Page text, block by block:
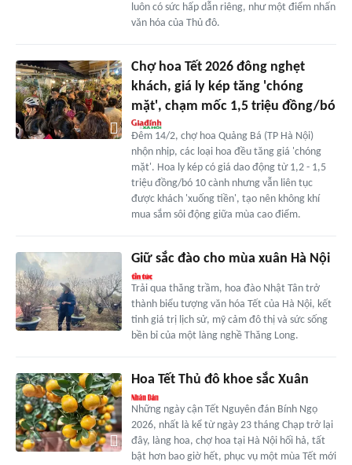
luôn có sức hấp dẫn riêng, như một điểm nhấn
văn hóa của Thủ đô.
Chợ hoa Tết 2026 đông nghẹt
khách, giá ly kép tăng 'chóng
mặt', chạm mốc 1,5 triệu đồng/bó
Đêm 14/2, chợ hoa Quảng Bá (TP Hà Nội)
nhộn nhịp, các loại hoa đều tăng giá 'chóng
mặt'. Hoa ly kép có giá dao động từ 1,2 - 1,5
triệu đồng/bó 10 cành nhưng vẫn liên tục
được khách 'xuống tiền', tạo nên không khí
mua sắm sôi động giữa mùa cao điểm.
Giữ sắc đào cho mùa xuân Hà Nội
Trải qua thăng trầm, hoa đào Nhật Tân trở
thành biểu tượng văn hóa Tết của Hà Nội, kết
tinh giá trị lịch sử, mỹ cảm đô thị và sức sống
bền bỉ của một làng nghề Thăng Long.
Hoa Tết Thủ đô khoe sắc Xuân
Những ngày cận Tết Nguyên đán Bính Ngọ
2026, nhất là kể từ ngày 23 tháng Chạp trở lại
đây, làng hoa, chợ hoa tại Hà Nội hối hả, tất
bật hơn bao giờ hết, phục vụ một mùa Tết mới